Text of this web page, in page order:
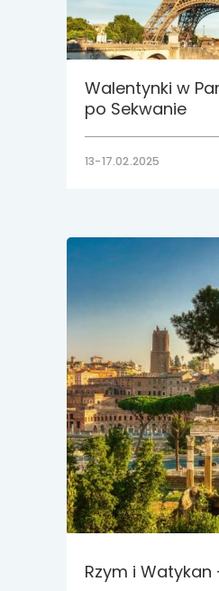
Walentynki w
po Sekwanie
13-17.02.2025
Rzym i